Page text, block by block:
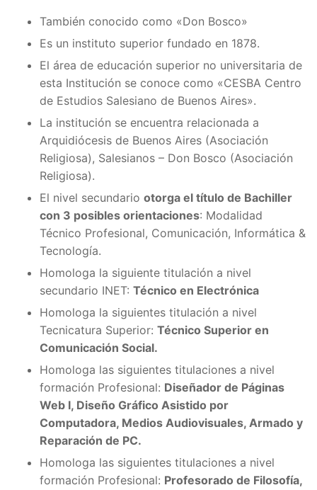
También conocido como «Don Bosco»
Es un instituto superior fundado en 1878.
El área de educación superior no universitaria de
esta Institución se conoce como «CESBA Centro
de Estudios Salesiano de Buenos Aires».
La institución se encuentra relacionada a
Arquidiócesis de Buenos Aires (Asociación
Religiosa), Salesianos – Don Bosco (Asociación
Religiosa).
El nivel secundario otorga el título de Bachiller
con 3 posibles orientaciones: Modalidad
Técnico Profesional, Comunicación, Informática &
Tecnología.
Homologa la siguiente titulación a nivel
secundario INET: Técnico en Electrónica
Homologa la siguientes titulación a nivel
Tecnicatura Superior: Técnico Superior en
Comunicación Social.
Homologa las siguientes titulaciones a nivel
formación Profesional: Diseñador de Páginas
Web I, Diseño Gráfico Asistido por
Computadora, Medios Audiovisuales, Armado y
Reparación de PC.
Homologa las siguientes titulaciones a nivel
formación Profesional: Profesorado de Filosofía,